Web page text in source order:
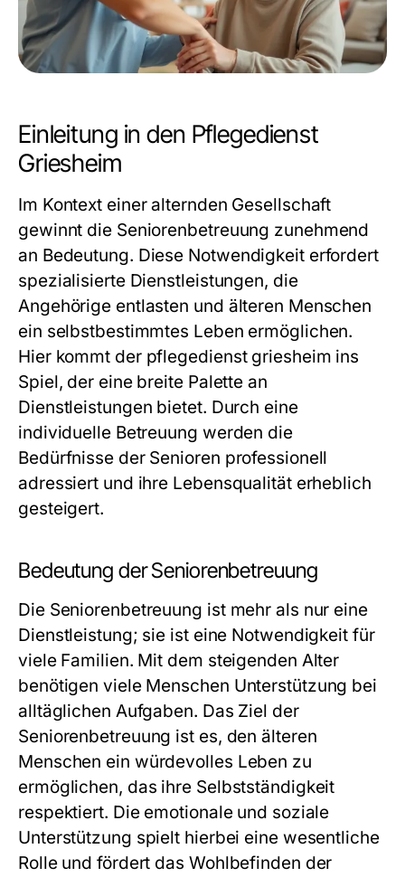
Einleitung in den Pflegedienst
Griesheim
Im Kontext einer alternden Gesellschaft
gewinnt die Seniorenbetreuung zunehmend
an Bedeutung. Diese Notwendigkeit erfordert
spezialisierte Dienstleistungen, die
Angehörige entlasten und älteren Menschen
ein selbstbestimmtes Leben ermöglichen.
Hier kommt der pflegedienst griesheim ins
Spiel, der eine breite Palette an
Dienstleistungen bietet. Durch eine
individuelle Betreuung werden die
Bedürfnisse der Senioren professionell
adressiert und ihre Lebensqualität erheblich
gesteigert.
Bedeutung der Seniorenbetreuung
Die Seniorenbetreuung ist mehr als nur eine
Dienstleistung; sie ist eine Notwendigkeit für
viele Familien. Mit dem steigenden Alter
benötigen viele Menschen Unterstützung bei
alltäglichen Aufgaben. Das Ziel der
Seniorenbetreuung ist es, den älteren
Menschen ein würdevolles Leben zu
ermöglichen, das ihre Selbstständigkeit
respektiert. Die emotionale und soziale
Unterstützung spielt hierbei eine wesentliche
Rolle und fördert das Wohlbefinden der